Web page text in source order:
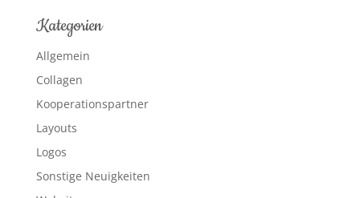
Kategorien
Allgemein
Collagen
Kooperationspartner
Layouts
Logos
Sonstige Neuigkeiten